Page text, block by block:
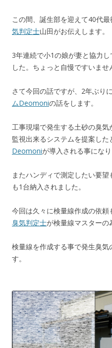
k
この間、誕生部を迎えて40代
気判定士山田がお伝えします。
3年連続で小1の娘が妻と協力
した。ちょっと自慢ですいませ
さて今回の話ですが、2年ぶり
ムDeomoniの話をします。
工事現場で発生する土砂の臭
監視出来るシステムを提案した
Deomoniが導入される事になり
またハンディで測定したい要望
も1台納入されました。
今回は久々に検量線作成の依頼
臭気判定士が検量線マスターの
検量線を作成する事で発生臭気
す。